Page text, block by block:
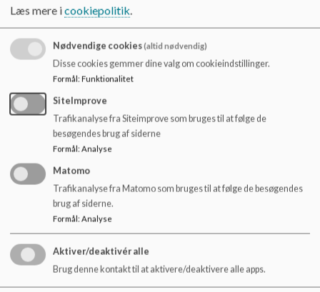
Sekretær Marianne L. Schlünssen
mals@kolding.dk
Tlf. 21174336
Læs mere icookiepolitik.
Nødvendige cookies(altid nødvendig)
Disse cookies gemmer dine valg om cookieindstillinger.
Formål: Funktionalitet
SiteImprove
Trafikanalyse fra Siteimprove som bruges til at følge de
besøgendes brug af siderne
Formål: Analyse
Matomo
Trafikanalyse fra Matomo som bruges til at følge de besøgendes
brug af siderne.
Formål: Analyse
Aktiver/deaktivér alle
Brug denne kontakt til at aktivere/deaktivere alle apps.